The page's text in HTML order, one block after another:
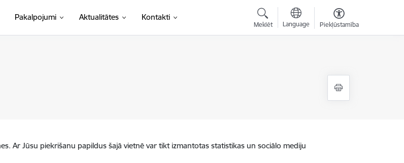
Pakalpojumi Aktualitātes Kontakti
Meklēt Language Piekļūstamība
Ar Jūsu piekrišanu papildus šajā vietnē var tikt izmantotas statistikas un sociālo mediju